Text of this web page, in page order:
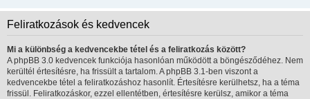
Feliratkozások és kedvencek
Mi a különbség a kedvencekbe tétel és a feliratkozás között?
A phpBB 3.0 kedvencek funkciója hasonlóan működött a böngésződéhez. Nem
kerültél értesítésre, ha frissült a tartalom. A phpBB 3.1-ben viszont a
kedvencekbe tétel a feliratkozáshoz hasonlít. Értesítésre kerülhetsz, ha a téma
frissül. Feliratkozáskor, ezzel ellentétben, értesítésre kerülsz, amikor a téma